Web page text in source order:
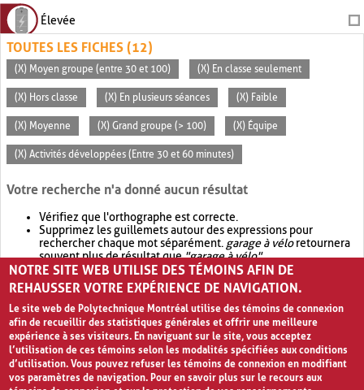
Élevée
TOUTES LES FICHES (12)
(X) Moyen groupe (entre 30 et 100) (X) En classe seulement
(X) Hors classe (X) En plusieurs séances (X) Faible
(X) Moyenne (X) Grand groupe (> 100) (X) Équipe
(X) Activités développées (Entre 30 et 60 minutes)
Votre recherche n'a donné aucun résultat
Vérifiez que l'orthographe est correcte.
Supprimez les guillemets autour des expressions pour
rechercher chaque mot séparément. garage à véloretournera
souvent plus de résultat que"garage à vélo".
Envisagez d'élargir votre recherche avec OR.garage OR vélo
retournera souvent plus de résultat quegarage à vélo
NOTRE SITE WEB UTILISE DES TÉMOINS AFIN DE
REHAUSSER VOTRE EXPÉRIENCE DE NAVIGATION.
Le site web de Polytechnique Montréal utilise des témoins de connexion
afin de recueillir des statistiques générales et offrir une meilleure
expérience à ses visiteurs. En naviguant sur le site, vous acceptez
l’utilisation de ces témoins selon les modalités spécifiées aux conditions
d’utilisation. Vous pouvez refuser les témoins de connexion en modifiant
vos paramètres de navigation. Pour en savoir plus sur le recours aux